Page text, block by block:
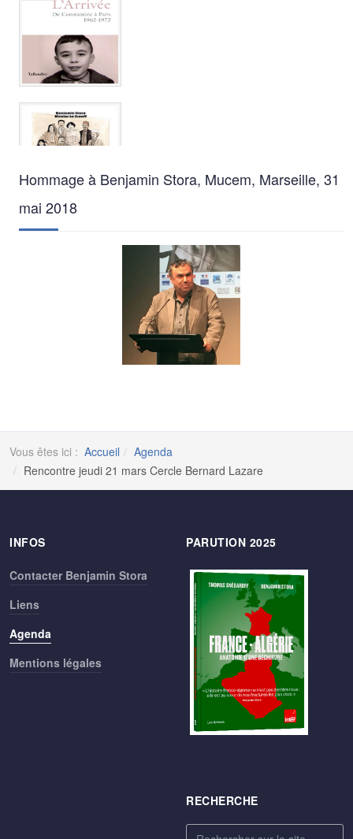
Hommage à Benjamin Stora, Mucem, Marseille, 31
mai 2018
Vous êtes ici : Accueil
Agenda
Rencontre jeudi 21 mars Cercle Bernard Lazare
INFOS
Contacter Benjamin Stora
Liens
Agenda
Mentions légales
PARUTION 2025
RECHERCHE
Rechercher